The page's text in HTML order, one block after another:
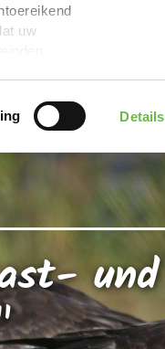
uw
und